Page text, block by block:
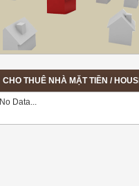
CHO THUÊ NHÀ MẶT TIỀN /
No Data...